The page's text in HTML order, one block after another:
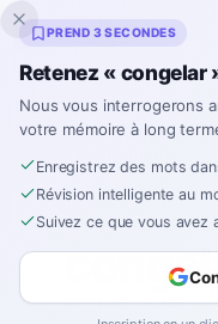
Inklingo
Accueil› Espagnol›
kohn-heh-LAHR
PREND 3 SECONDES
Retenez « congelar
Nous vous interrogerons
votre mémoire à long
Enregistrez des mots
Révision intelligente au
Suivez ce que vous avez